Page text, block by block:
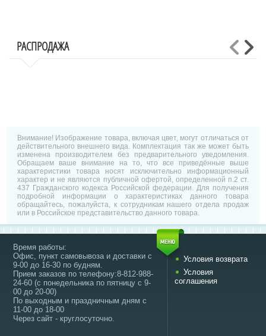
РАСПРОДАЖА
Внимание! Изображение товара, включая цвет, могут отличаться от
действительного внешнего вида. Комплектация так же может быть
изменена производителем без предварительного уведомления.
Обращаем ваше внимание на то, что все приведённые выше
характеристики товара носят исключительно информационный
характер и не являются публичной офертой, определенной п.2 ст.
437 Гражданского кодекса Российской федерации. Для получения
подробной информации о характеристиках данного товара
обращайтесь, пожалуйста, к сотрудникам нашего отдела продаж
или в Российское представительство данного товара.
Время работы:
Офис, пункт самовывоза и доставки с
9-00 до 16-30 по будням.
Прием заказов по телефону:8-812-988-
24-60 (с понедельника по пятницу с 9-
00 до 20-00)
По выходным и праздничным дням с
11-00 до 18-00
Через сайт - круглосуточно.
Условия возврата
Условия
соглашения